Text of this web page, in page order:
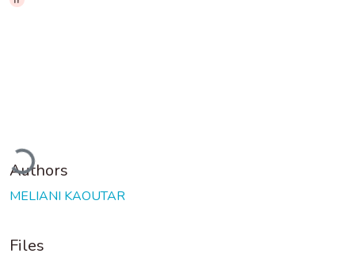
Authors
MELIANI KAOUTAR
Files